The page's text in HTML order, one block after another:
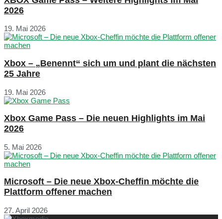
2026
19. Mai 2026
Xbox – „Benennt“ sich um und plant die nächsten
25 Jahre
19. Mai 2026
Xbox Game Pass – Die neuen Highlights im Mai
2026
5. Mai 2026
Microsoft – Die neue Xbox-Cheffin möchte die
Plattform offener machen
27. April 2026